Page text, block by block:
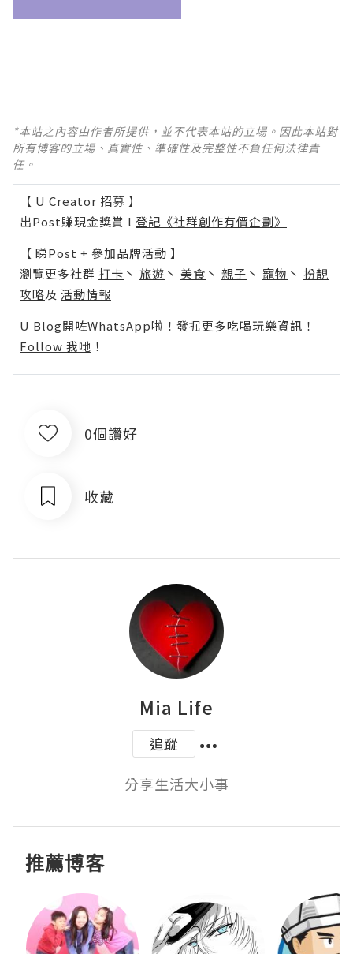
*本站之內容由作者所提供，並不代表本站的立場。因此本站對
所有博客的立場、真實性、準確性及完整性不負任何法律責
任。
【 U Creator 招募 】
出Post賺現金獎賞 l 登記《社群創作有價企劃》
【 睇Post + 參加品牌活動 】
瀏覽更多社群 打卡 丶 旅遊 丶 美食 丶 親子 丶 寵物 丶 扮靚
攻略及 活動情報
U Blog開咗WhatsApp啦！發掘更多吃喝玩樂資訊！
Follow 我哋 ！
0個讚好
收藏
Mia Life
追蹤
分享生活大小事
推薦博客